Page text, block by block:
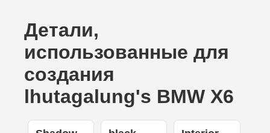
Детали,
использованные для
создания
lhutagalung's BMW X6